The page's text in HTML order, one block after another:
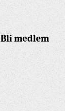
Bli medlem